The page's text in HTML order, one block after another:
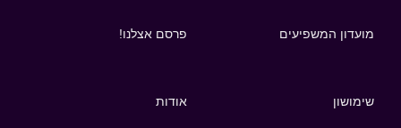
מועדון המשפיעים פרסם אצלנו!
שימושון אודות